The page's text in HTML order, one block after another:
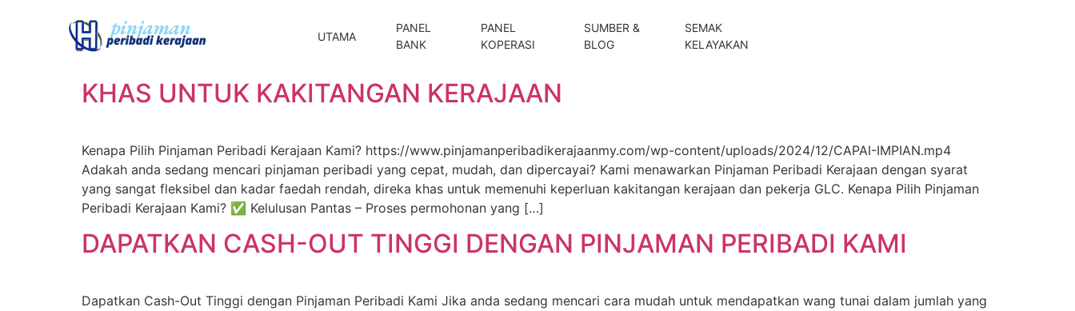
UTAMA
PANEL
BANK
PANEL
KOPERASI
SUMBER &
BLOG
SEMAK
KELAYAKAN
KHAS UNTUK KAKITANGAN KERAJAAN
Kenapa Pilih Pinjaman Peribadi Kerajaan Kami? https://www.pinjamanperibadikerajaanmy.com/wp-content/uploads/2024/12/CAPAI-IMPIAN.mp4
Adakah anda sedang mencari pinjaman peribadi yang cepat, mudah, dan dipercayai? Kami menawarkan Pinjaman Peribadi Kerajaan dengan syarat
yang sangat fleksibel dan kadar faedah rendah, direka khas untuk memenuhi keperluan kakitangan kerajaan dan pekerja GLC. Kenapa Pilih Pinjaman
Peribadi Kerajaan Kami? ✅ Kelulusan Pantas – Proses permohonan yang […]
DAPATKAN CASH-OUT TINGGI DENGAN PINJAMAN PERIBADI KAMI
Dapatkan Cash-Out Tinggi dengan Pinjaman Peribadi Kami Jika anda sedang mencari cara mudah untuk mendapatkan wang tunai dalam jumlah yang